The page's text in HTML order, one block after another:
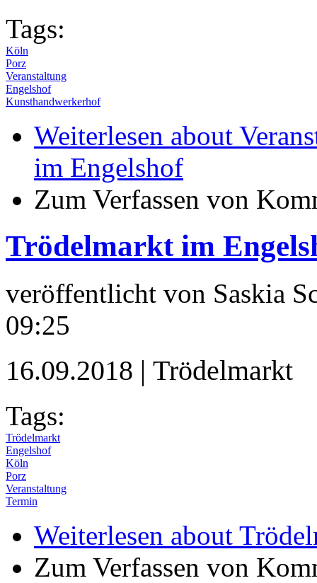
Tags:
Köln
Porz
Veranstaltung
Engelshof
Kunsthandwerkerhof
Weiterlesen about
im Engelshof
Zum Verfassen von
Trödelmarkt im
veröffentlicht von Saskia
09:25
16.09.2018 | Trödelmarkt
Tags:
Trödelmarkt
Engelshof
Köln
Porz
Veranstaltung
Termin
Weiterlesen about
Zum Verfassen von